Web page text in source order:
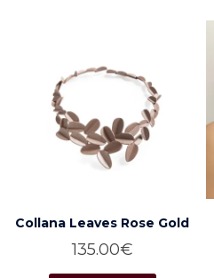
Collana Leaves Rose Gold
135.00€